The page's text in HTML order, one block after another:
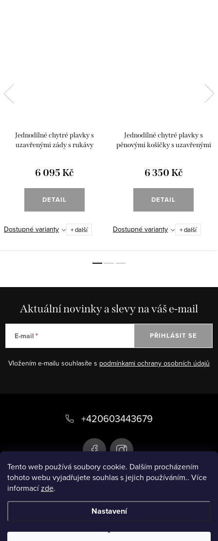
Tento web používá soubory cookie. Dalším procházením
tohoto webu vyjadřujete souhlas s jejich používáním.. Více
informacízde.
Nastavení
Jednodílné chytré plavky s
uzavřenými zády s rukávy
6 095 Kč
DETAIL
Dostupné varianty + další
Jednodílné chytré plavky s
pěnovými košíčky s uzavřenými
6 350 Kč
DETAIL
Dostupné varianty + další
Aktuální novinky a slevy na váš e-mail
E-mail
Vložením e-mailu souhlasíte s podmínkami ochrany osobních údajů
PŘIHLÁSIT SE
a
Infobox
+420603443679
vyhrazena.